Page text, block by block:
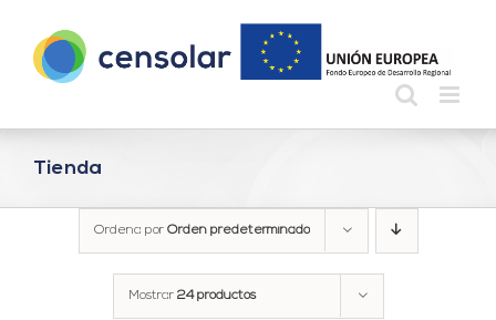
contenido
Tienda
Ordena por Orden predeterminado
Mostrar 24 productos